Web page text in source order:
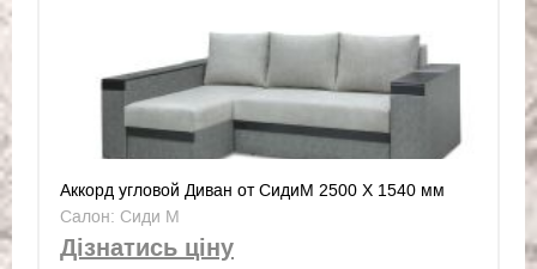
Аккорд угловой Диван от СидиМ 2500 Х 1540 мм
(UD111)
Салон: Сиди М
Дізнатись ціну